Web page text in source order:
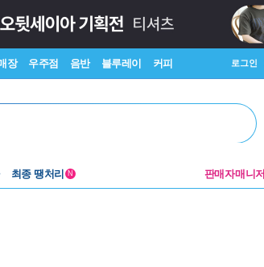
장 우주점 음반 블루레이 커피 로그인
최종 땡처리 N 판매자매니저